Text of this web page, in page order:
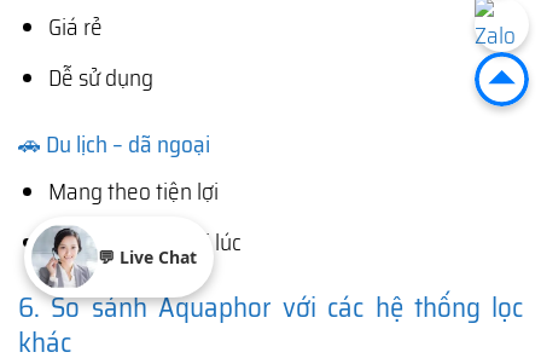
Giá rẻ
Dễ sử dụng
🚗 Du lịch – dã ngoại
Mang theo tiện lợi
Có nước sạch mọi lúc
6. So sánh Aquaphor với các hệ thống lọc
khác
💬 Live Chat